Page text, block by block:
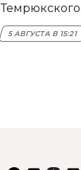
5 АВГУСТА В 15:21